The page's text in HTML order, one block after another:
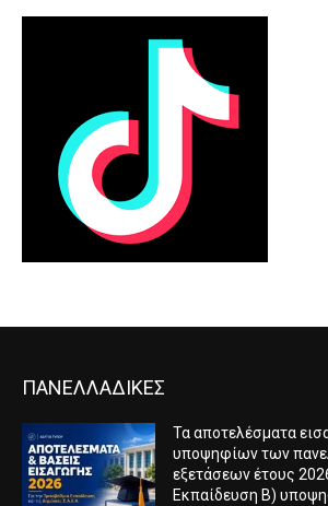
ΠΑΝΕΛΛΑΔΙΚΕΣ
Τα αποτελέσματα
υποψηφίων των
εξετάσεων έτους
Εκπαίδευση Β)